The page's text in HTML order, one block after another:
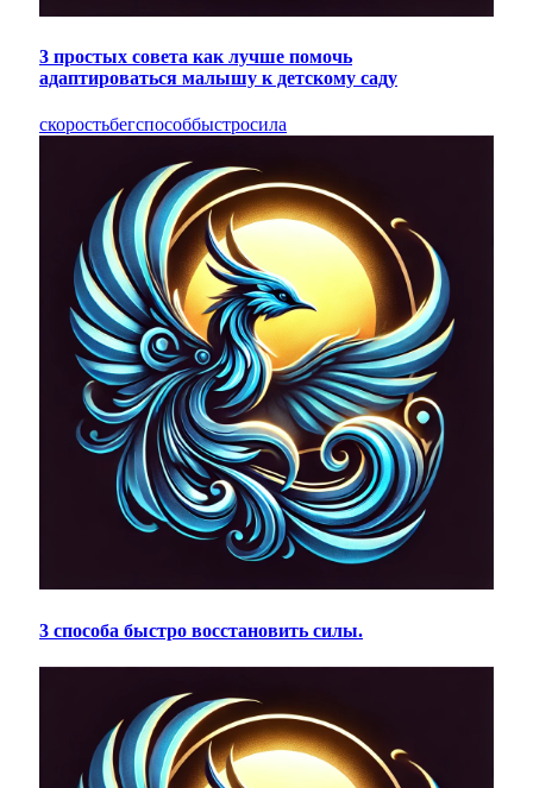
3 простых совета как лучше помочь
адаптироваться малышу к детскому саду
скоростьбегспособбыстросила
3 способа быстро восстановить силы.